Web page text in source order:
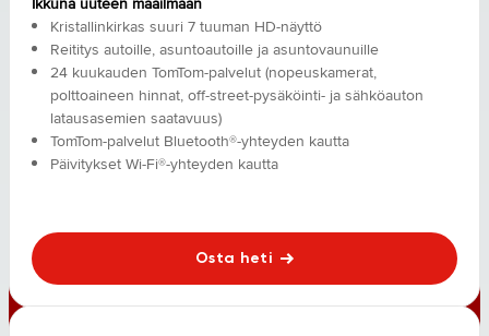
Kristallinkirkas suuri 7 tuuman HD-näyttö
Reititys autoille, asuntoautoille ja asuntovaunuille
24 kuukauden TomTom-palvelut (nopeuskamerat,
polttoaineen hinnat, off-street-pysäköinti- ja sähköauton
latausasemien saatavuus)
TomTom-palvelut Bluetooth®-yhteyden kautta
Päivitykset Wi-Fi®-yhteyden kautta
Osta heti